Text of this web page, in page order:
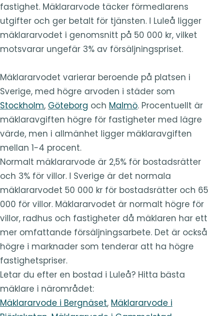
fastighet. Mäklararvode täcker förmedlarens
utgifter och ger betalt för tjänsten. I Luleå ligger
mäklararvodet i genomsnitt på 50 000 kr, vilket
motsvarar ungefär 3% av försäljningspriset.
Mäklararvodet varierar beroende på platsen i
Sverige, med högre arvoden i städer som
Stockholm, Göteborg och Malmö. Procentuellt är
mäklaravgiften högre för fastigheter med lägre
värde, men i allmänhet ligger mäklaravgiften
mellan 1-4 procent.
Normalt mäklararvode är 2,5% för bostadsrätter
och 3% för villor. I Sverige är det normala
mäklararvodet 50 000 kr för bostadsrätter och 65
000 för villor. Mäklararvodet är normalt högre för
villor, radhus och fastigheter då mäklaren har ett
mer omfattande försäljningsarbete. Det är också
högre i marknader som tenderar att ha högre
fastighetspriser.
Letar du efter en bostad i Luleå? Hitta bästa
mäklare i närområdet:
Mäklararvode i Bergnäset, Mäklararvode i